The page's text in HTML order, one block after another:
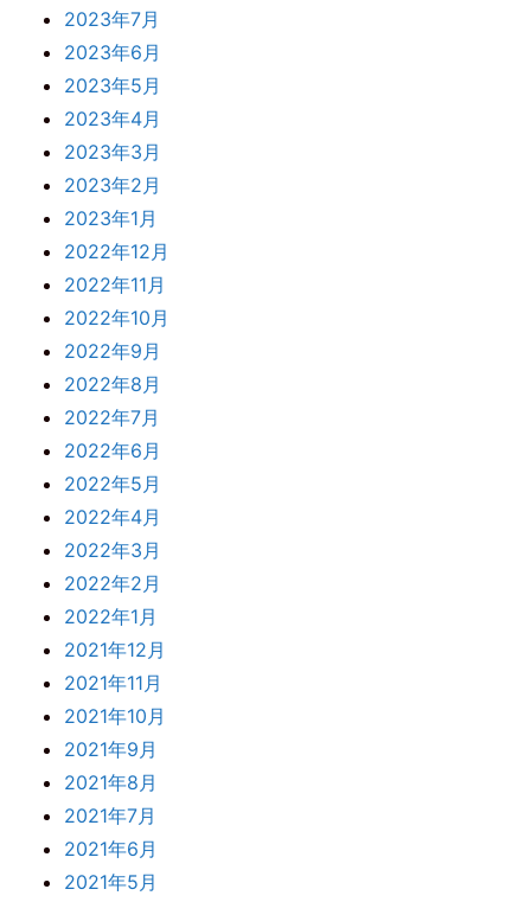
2023年7月
2023年6月
2023年5月
2023年4月
2023年3月
2023年2月
2023年1月
2022年12月
2022年11月
2022年10月
2022年9月
2022年8月
2022年7月
2022年6月
2022年5月
2022年4月
2022年3月
2022年2月
2022年1月
2021年12月
2021年11月
2021年10月
2021年9月
2021年8月
2021年7月
2021年6月
2021年5月